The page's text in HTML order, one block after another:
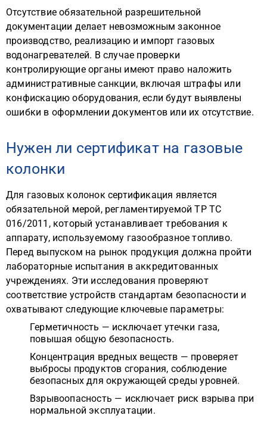
Отсутствие обязательной разрешительной
документации делает невозможным законное
производство, реализацию и импорт газовых
водонагревателей. В случае проверки
контролирующие органы имеют право наложить
административные санкции, включая штрафы или
конфискацию оборудования, если будут выявлены
ошибки в оформлении документов или их отсутствие.
Нужен ли сертификат на газовые
колонки
Для газовых колонок сертификация является
обязательной мерой, регламентируемой ТР ТС
016/2011, который устанавливает требования к
аппарату, используемому газообразное топливо.
Перед выпуском на рынок продукция должна пройти
лабораторные испытания в аккредитованных
учреждениях. Эти исследования проверяют
соответствие устройств стандартам безопасности и
охватывают следующие ключевые параметры:
Герметичность — исключает утечки газа,
повышая общую безопасность.
Концентрация вредных веществ — проверяет
выбросы продуктов сгорания, соблюдение
безопасных для окружающей среды уровней.
Взрывоопасность — исключает риск взрыва при
нормальной эксплуатации.